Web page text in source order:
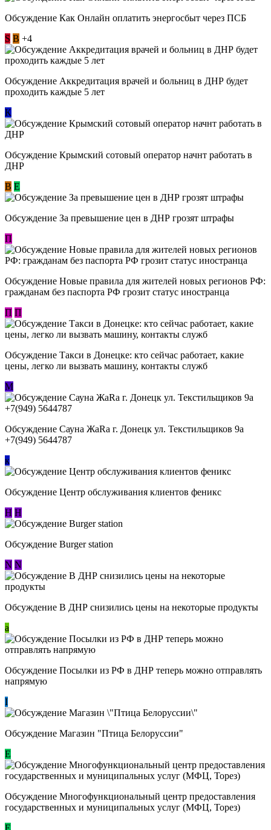
Обсуждение ​Как Онлайн оплатить энергосбыт через ПСБ
S В +4
Обсуждение Аккредитация врачей и больниц в ДНР будет
проходить каждые 5 лет
К
Обсуждение Крымский сотовый оператор начнт работать в
ДНР
В E
Обсуждение За превышение цен в ДНР грозят штрафы
П
Обсуждение Новые правила для жителей новых регионов РФ:
гражданам без паспорта РФ грозит статус иностранца
П П
Обсуждение ​Такси в Донецке: кто сейчас работает, какие
цены, легко ли вызвать машину, контакты служб
М
Обсуждение Сауна ЖаRa г. Донецк ул. Текстильщиков 9а
+7(949) 5644787
к
Обсуждение Центр обслуживания клиентов феникс
Н Н
Обсуждение Burger station
N N
Обсуждение В ДНР снизились цены на некоторые продукты
a
Обсуждение Посылки из РФ в ДНР теперь можно отправлять
напрямую
I
Обсуждение Магазин "Птица Белоруссии"
Е
Обсуждение Многофункциональный центр предоставления
государственных и муниципальных услуг (МФЦ, Торез)
E